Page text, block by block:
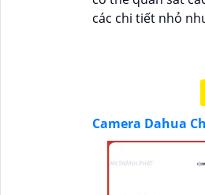
các chi tiết nhỏ
Camera Dahua